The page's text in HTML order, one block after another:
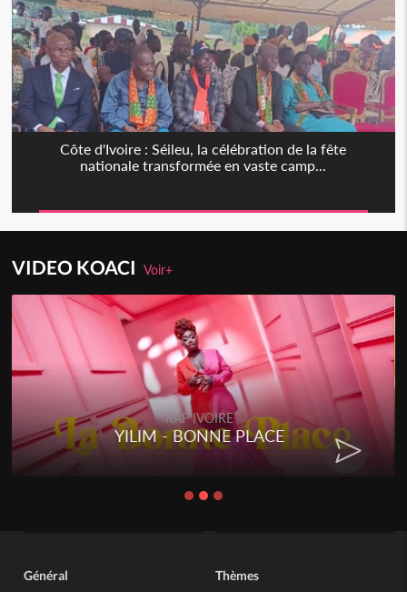
Côte d'Ivoire : Séileu, la célébration de la fête
nationale transformée en vaste camp...
VIDEO KOACIVoir+
RAP IVOIRE
YILIM - BONNE PLACE
Général Thèmes